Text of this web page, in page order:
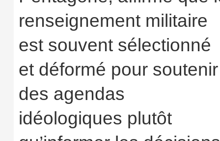
renseignement militaire
est souvent sélectionné
et déformé pour soutenir
des agendas
idéologiques plutôt